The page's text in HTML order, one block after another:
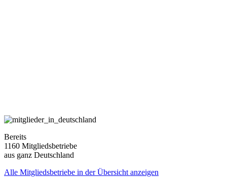
Bereits
1160 Mitgliedsbetriebe
aus ganz Deutschland
Alle Mitgliedsbetriebe in der Übersicht anzeigen